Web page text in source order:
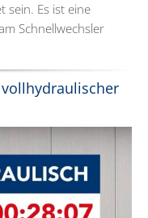
sein. Es ist eine
Schnellwechsler